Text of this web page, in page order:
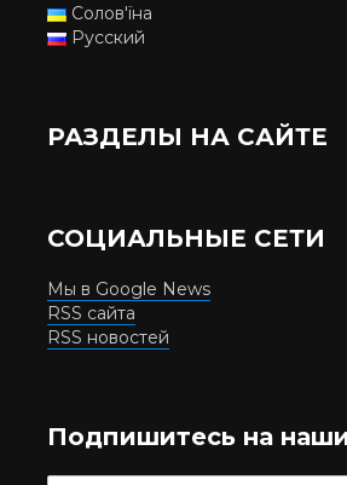
Солов'їна
Русский
РАЗДЕЛЫ НА САЙТЕ
СОЦИАЛЬНЫЕ СЕТИ
Мы в Google News
RSS сайта
RSS новостей
Подпишитесь на